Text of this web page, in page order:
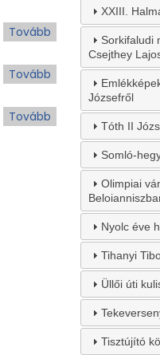
Sárváron)
koszorúzás)
Tovább (Száz
született
Berzsenyi
Barnabás)
Tovább (Emlékezés
Gyulára)
Tovább
Halmay
jelmezes
farsangi
XXIII.
Sorkifaludi
Csejthey
Józsefről
Tóth II
Somló-
Olimpiai
Nyolc éve
Tihanyi
Üllői úti
Tisztújító